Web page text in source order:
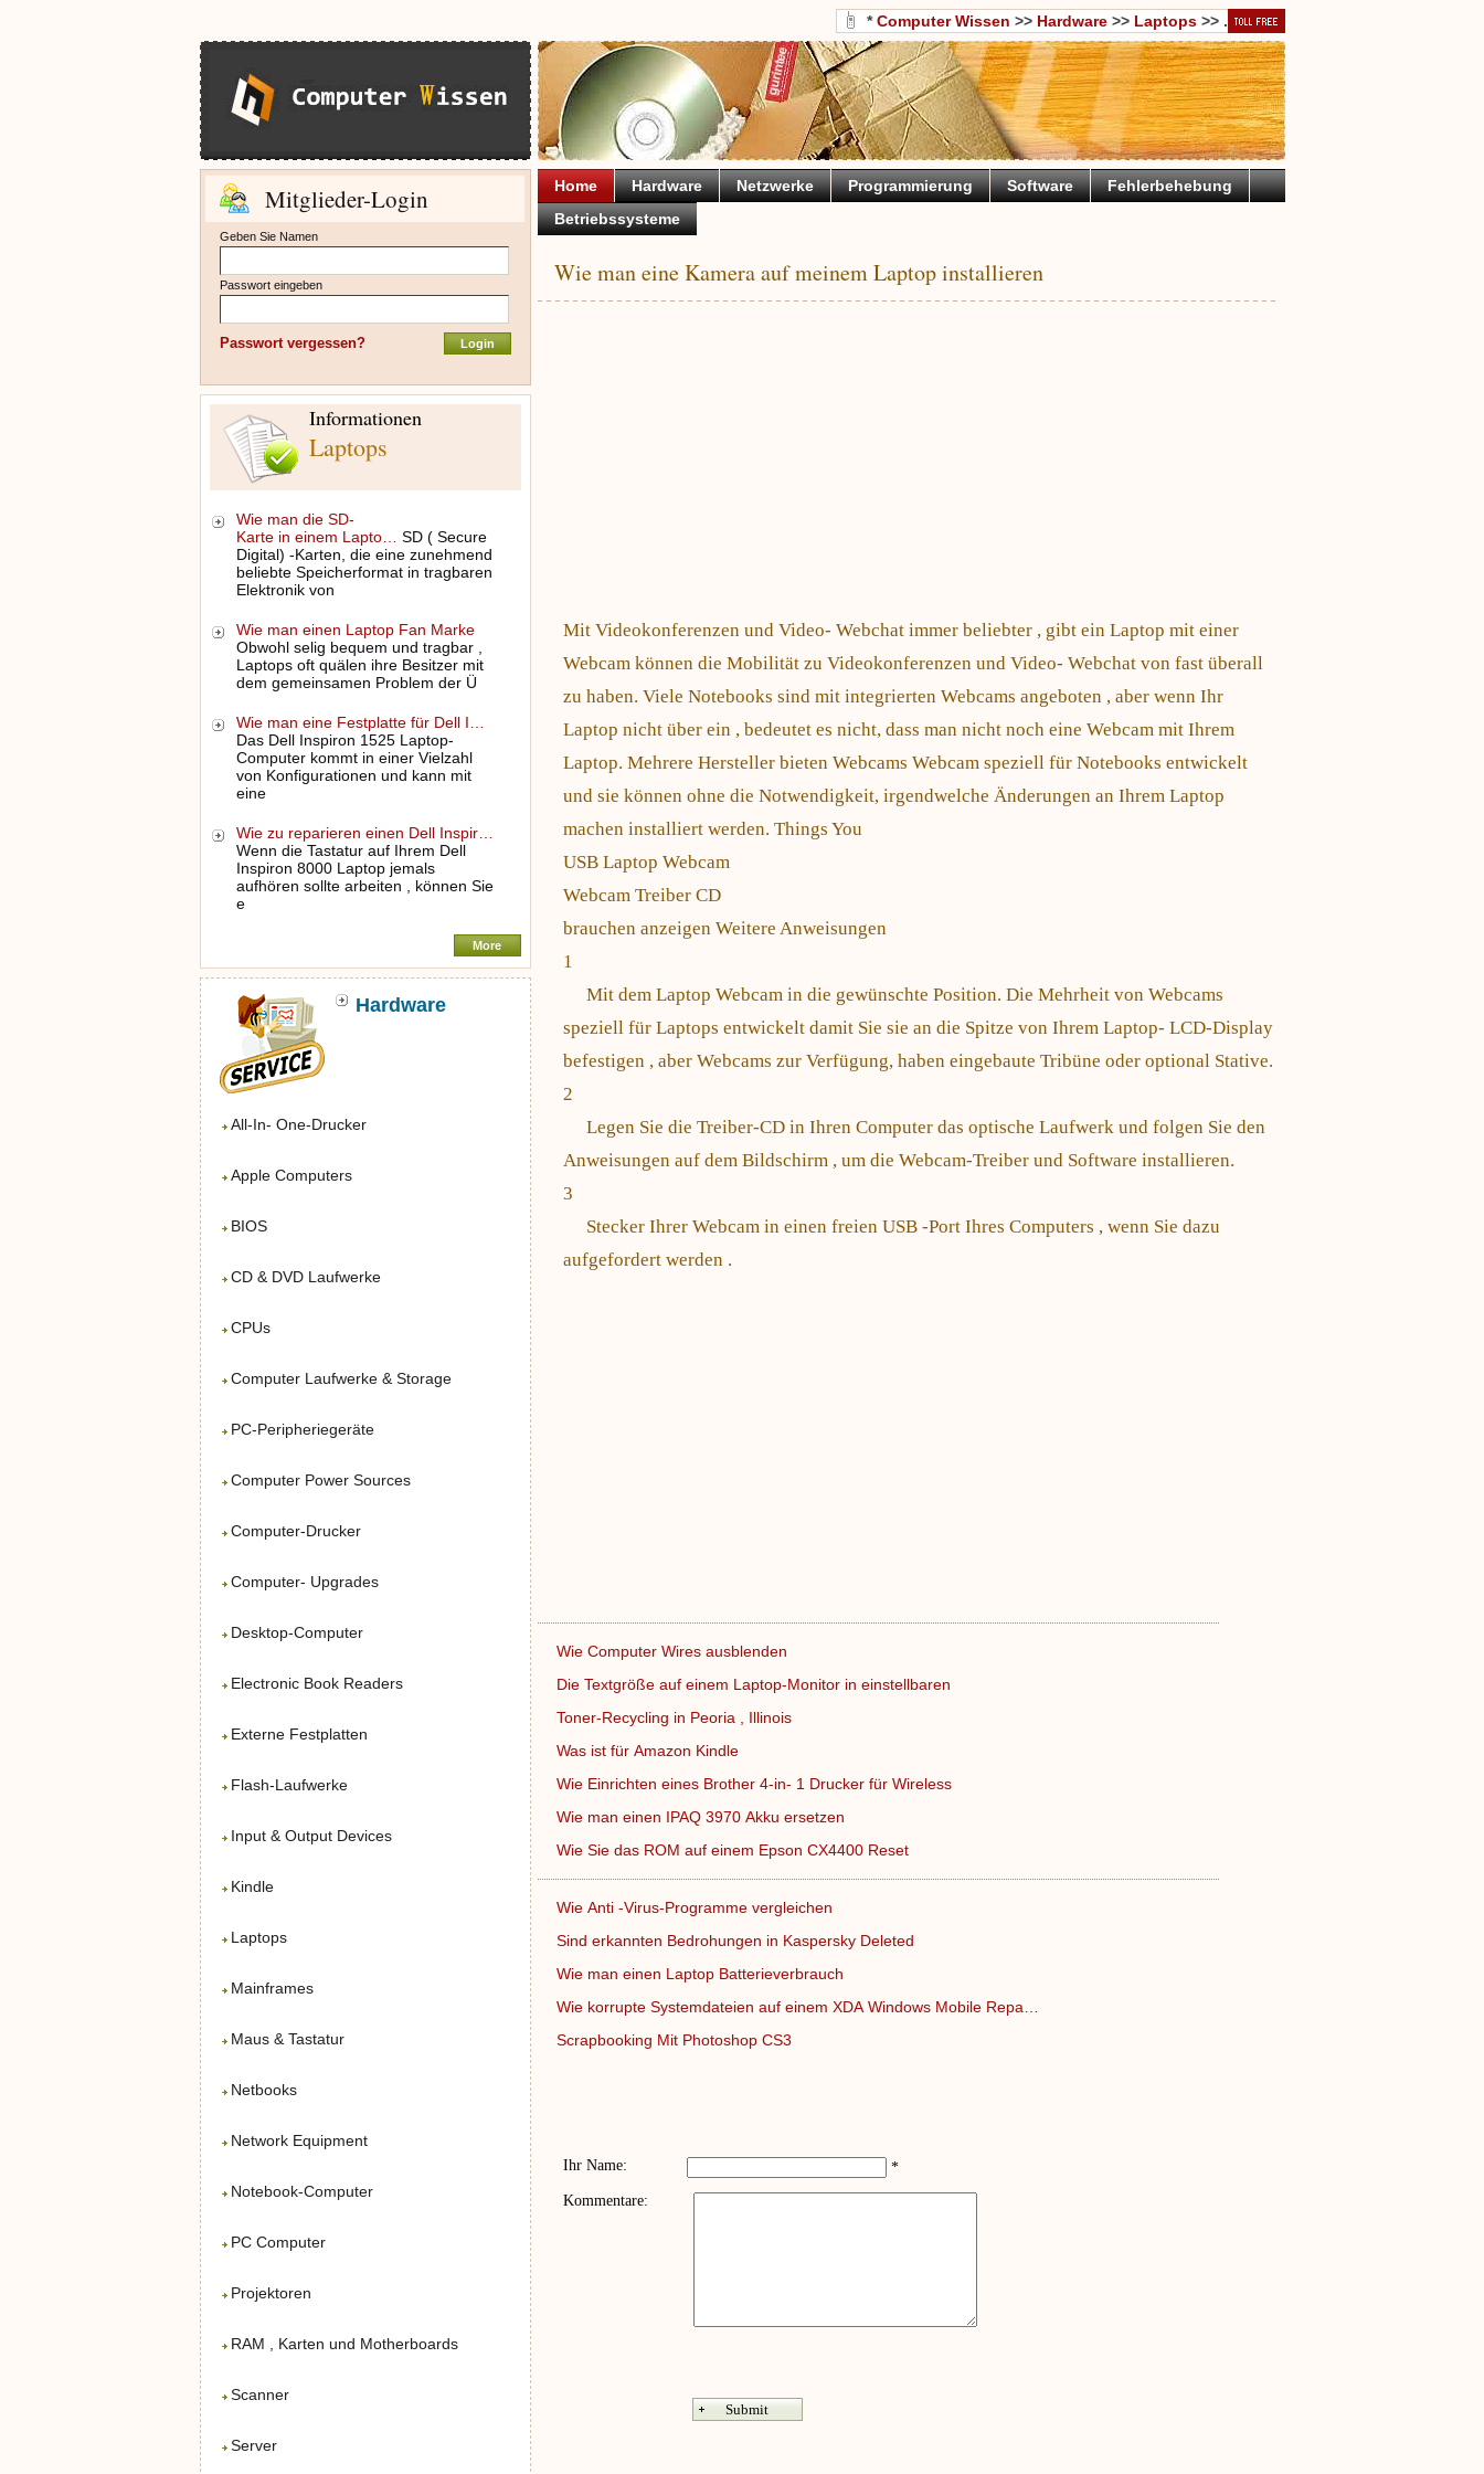
Mitglieder-Login
Geben Sie Namen
Passwort eingeben
Passwort vergessen?
Informationen
Laptops
Wie man die SD-
Karte in einem Lapto…
SD ( Secure
Digital) -Karten, die eine zunehmend
beliebte Speicherformat in tragbaren
Elektronik von
Wie man einen Laptop Fan Marke
Obwohl selig bequem und tragbar ,
Laptops oft quälen ihre Besitzer mit
dem gemeinsamen Problem der Ü
Wie man eine Festplatte für Dell I…
Das Dell Inspiron 1525 Laptop-
Computer kommt in einer Vielzahl
von Konfigurationen und kann mit
eine
Wie zu reparieren einen Dell Inspir…
Wenn die Tastatur auf Ihrem Dell
Inspiron 8000 Laptop jemals
aufhören sollte arbeiten , können Sie
e
More
Hardware
All-In- One-Drucker
Apple Computers
BIOS
CD & DVD Laufwerke
CPUs
Computer Laufwerke & Storage
PC-Peripheriegeräte
Computer Power Sources
Computer-Drucker
Computer- Upgrades
Desktop-Computer
Electronic Book Readers
Externe Festplatten
Flash-Laufwerke
Input & Output Devices
Kindle
Laptops
Mainframes
Maus & Tastatur
Netbooks
Network Equipment
Notebook-Computer
PC Computer
Projektoren
RAM , Karten und Motherboards
Scanner
Server
*Computer Wissen >> Hardware>> Laptops>> .
Home Hardware Netzwerke Programmierung Software
Fehlerbehebung
Betriebssysteme
Wie man eine Kamera auf meinem Laptop installieren
Mit Videokonferenzen und Video- Webchat immer beliebter , gibt ein Laptop mit einer
Webcam können die Mobilität zu Videokonferenzen und Video- Webchat von fast überall
zu haben. Viele Notebooks sind mit integrierten Webcams angeboten , aber wenn Ihr
Laptop nicht über ein , bedeutet es nicht, dass man nicht noch eine Webcam mit Ihrem
Laptop. Mehrere Hersteller bieten Webcams Webcam speziell für Notebooks entwickelt
und sie können ohne die Notwendigkeit, irgendwelche Änderungen an Ihrem Laptop
machen installiert werden. Things You
USB Laptop Webcam
Webcam Treiber CD
brauchen anzeigen Weitere Anweisungen
1
Mit dem Laptop Webcam in die gewünschte Position. Die Mehrheit von Webcams
speziell für Laptops entwickelt damit Sie sie an die Spitze von Ihrem Laptop- LCD-Display
befestigen , aber Webcams zur Verfügung, haben eingebaute Tribüne oder optional Stative.
2
Legen Sie die Treiber-CD in Ihren Computer das optische Laufwerk und folgen Sie den
Anweisungen auf dem Bildschirm , um die Webcam-Treiber und Software installieren.
3
Stecker Ihrer Webcam in einen freien USB -Port Ihres Computers , wenn Sie dazu
aufgefordert werden .
Wie Computer Wires ausblenden
Die Textgröße auf einem Laptop-Monitor in einstellbaren
Toner-Recycling in Peoria , Illinois
Was ist für Amazon Kindle
Wie Einrichten eines Brother 4-in- 1 Drucker für Wireless
Wie man einen IPAQ 3970 Akku ersetzen
Wie Sie das ROM auf einem Epson CX4400 Reset
Wie Anti -Virus-Programme vergleichen
Sind erkannten Bedrohungen in Kaspersky Deleted
Wie man einen Laptop Batterieverbrauch
Wie korrupte Systemdateien auf einem XDA Windows Mobile Repa…
Scrapbooking Mit Photoshop CS3
Ihr Name:
*
Kommentare: